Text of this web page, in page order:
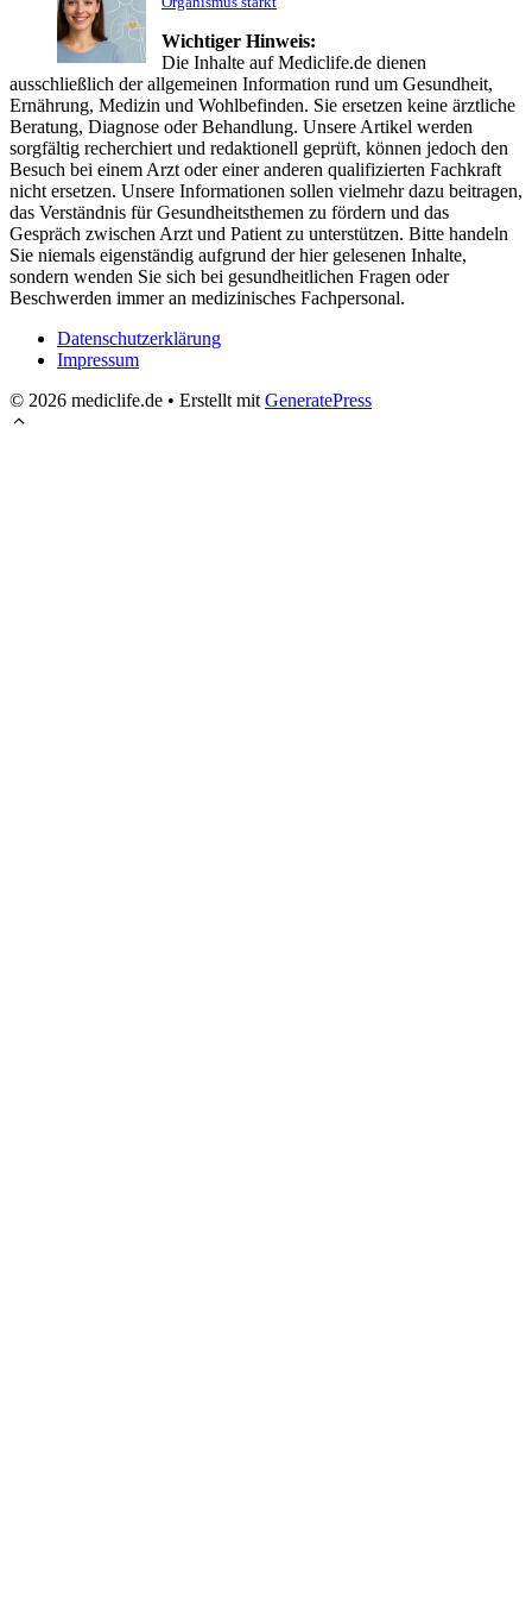
Wichtiger Hinweis:
Die Inhalte auf Mediclife.de dienen
ausschließlich der allgemeinen Information rund um Gesundheit,
Ernährung, Medizin und Wohlbefinden. Sie ersetzen keine ärztliche
Beratung, Diagnose oder Behandlung. Unsere Artikel werden
sorgfältig recherchiert und redaktionell geprüft, können jedoch den
Besuch bei einem Arzt oder einer anderen qualifizierten Fachkraft
nicht ersetzen. Unsere Informationen sollen vielmehr dazu beitragen,
das Verständnis für Gesundheitsthemen zu fördern und das
Gespräch zwischen Arzt und Patient zu unterstützen. Bitte handeln
Sie niemals eigenständig aufgrund der hier gelesenen Inhalte,
sondern wenden Sie sich bei gesundheitlichen Fragen oder
Beschwerden immer an medizinisches Fachpersonal.
Datenschutzerklärung
Impressum
© 2026 mediclife.de • Erstellt mit GeneratePress